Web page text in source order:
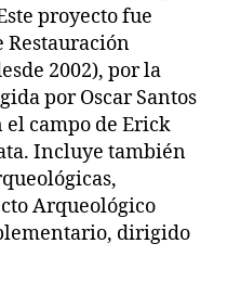
proyecto fue
Restauración
2002), por la
por Oscar Santos
el campo de Erick
Incluye también
Arqueológico
dirigido